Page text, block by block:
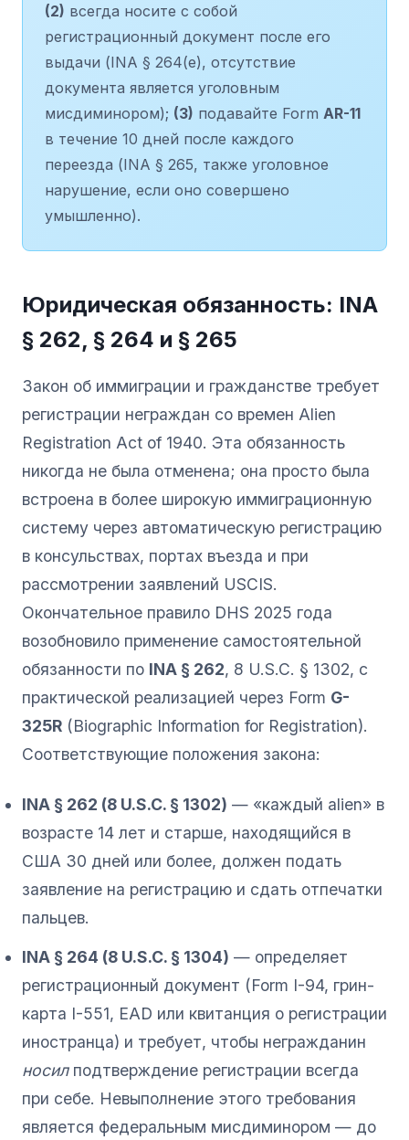
(2) всегда носите с собой
регистрационный документ после его
выдачи (INA § 264(e), отсутствие
документа является уголовным
мисдиминором); (3) подавайте Form AR-11
в течение 10 дней после каждого
переезда (INA § 265, также уголовное
нарушение, если оно совершено
умышленно).
Юридическая обязанность: INA
§ 262, § 264 и § 265
Закон об иммиграции и гражданстве требует
регистрации неграждан со времен Alien
Registration Act of 1940. Эта обязанность
никогда не была отменена; она просто была
встроена в более широкую иммиграционную
систему через автоматическую регистрацию
в консульствах, портах въезда и при
рассмотрении заявлений USCIS.
Окончательное правило DHS 2025 года
возобновило применение самостоятельной
обязанности по INA § 262, 8 U.S.C. § 1302, с
практической реализацией через Form G-
325R (Biographic Information for Registration).
Соответствующие положения закона:
INA § 262 (8 U.S.C. § 1302) — «каждый alien» в
возрасте 14 лет и старше, находящийся в
США 30 дней или более, должен подать
заявление на регистрацию и сдать отпечатки
пальцев.
INA § 264 (8 U.S.C. § 1304) — определяет
регистрационный документ (Form I-94, грин-
карта I-551, EAD или квитанция о регистрации
иностранца) и требует, чтобы негражданин
носилподтверждение регистрации всегда
при себе. Невыполнение этого требования
является федеральным мисдиминором — до